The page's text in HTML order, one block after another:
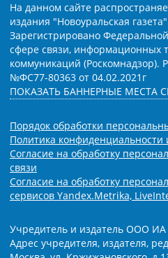
На данном сайте
издания "Новоуральская
Зарегистрировано
сфере связи, информационных
коммуникаций (Роскомнадзор).
№ФС77-80363 от 04.02.2021г
ПОКАЗАТЬ БАННЕРНЫЕ МЕСТА
Порядок обработки
Политика
Согласие на обработку
связи
Согласие на обработку
сервисов Yandex.Metrika,
Учредитель и издатель ООО ИА
Адрес учредителя, издателя,